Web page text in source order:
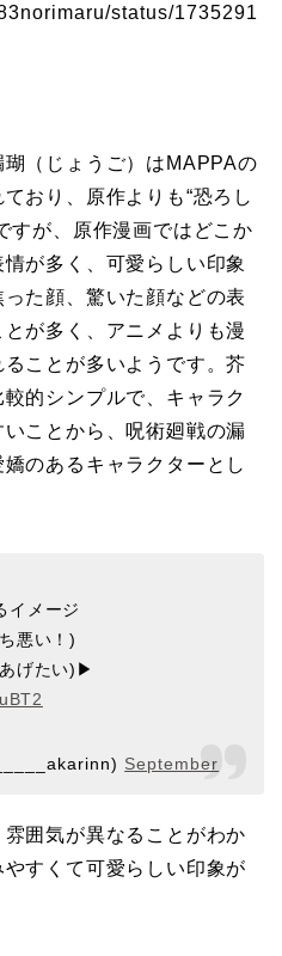
status/1735291
（じょうご）はMAPPAの
おり、原作よりも“恐ろし
すが、原作漫画ではどこか
が多く、可愛らしい印象
た顔、驚いた顔などの表
が多く、アニメよりも漫
ことが多いようです。芥
的シンプルで、キャラク
ことから、呪術廻戦の漏
のあるキャラクターとし
イメージ
悪い！)
げたい)▶︎
September
囲気が異なることがわか
すくて可愛らしい印象が